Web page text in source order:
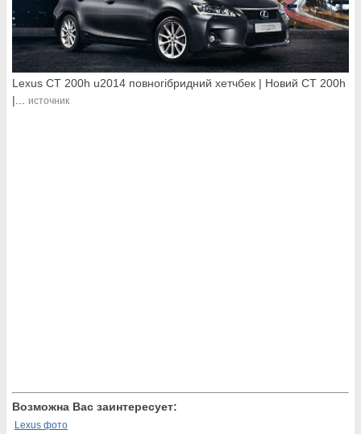
Lexus CT 200h u2014 повногібридний хетчбек | Новий CT 200h
|...
источник
Возможна Вас заинтересует:
Lexus фото